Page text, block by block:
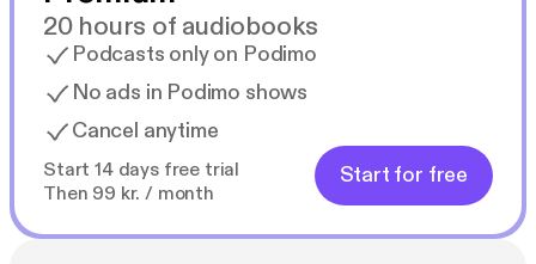
20 hours of audiobooks
Podcasts only on Podimo
No ads in Podimo shows
Cancel anytime
Start 14 days free trial
Then 99 kr. / month
Start for free